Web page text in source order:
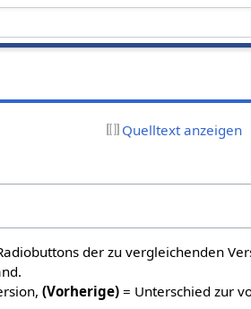
Quelltext anzeigen
der zu vergleichenden
(Vorherige) = Unterschied zur